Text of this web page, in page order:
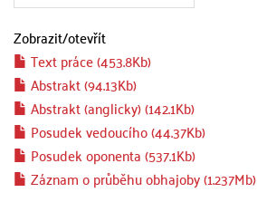
Zobrazit/otevřít
Text práce (453.8Kb)
Abstrakt (94.13Kb)
Abstrakt (anglicky) (142.1Kb)
Posudek vedoucího (44.37Kb)
Posudek oponenta (537.1Kb)
Záznam o průběhu obhajoby (1.237Mb)